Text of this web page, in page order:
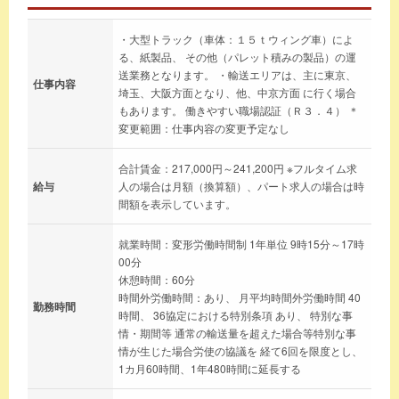
仕事内容
・大型トラック（車体：１５ｔウィング車）によ
る、紙製品、 その他（パレット積みの製品）の運
送業務となります。 ・輸送エリアは、主に東京、
埼玉、大阪方面となり、他、中京方面 に行く場合
もあります。 働きやすい職場認証（Ｒ３．４） ＊
変更範囲：仕事内容の変更予定なし
給与
合計賃金：217,000円～241,200円 ※フルタイム求
人の場合は月額（換算額）、パート求人の場合は時
間額を表示しています。
勤務時間
就業時間：変形労働時間制 1年単位 9時15分～17時
00分
休憩時間：60分
時間外労働時間：あり、 月平均時間外労働時間 40
時間、 36協定における特別条項 あり、 特別な事
情・期間等 通常の輸送量を超えた場合等特別な事
情が生じた場合労使の協議を 経て6回を限度とし、
1カ月60時間、1年480時間に延長する